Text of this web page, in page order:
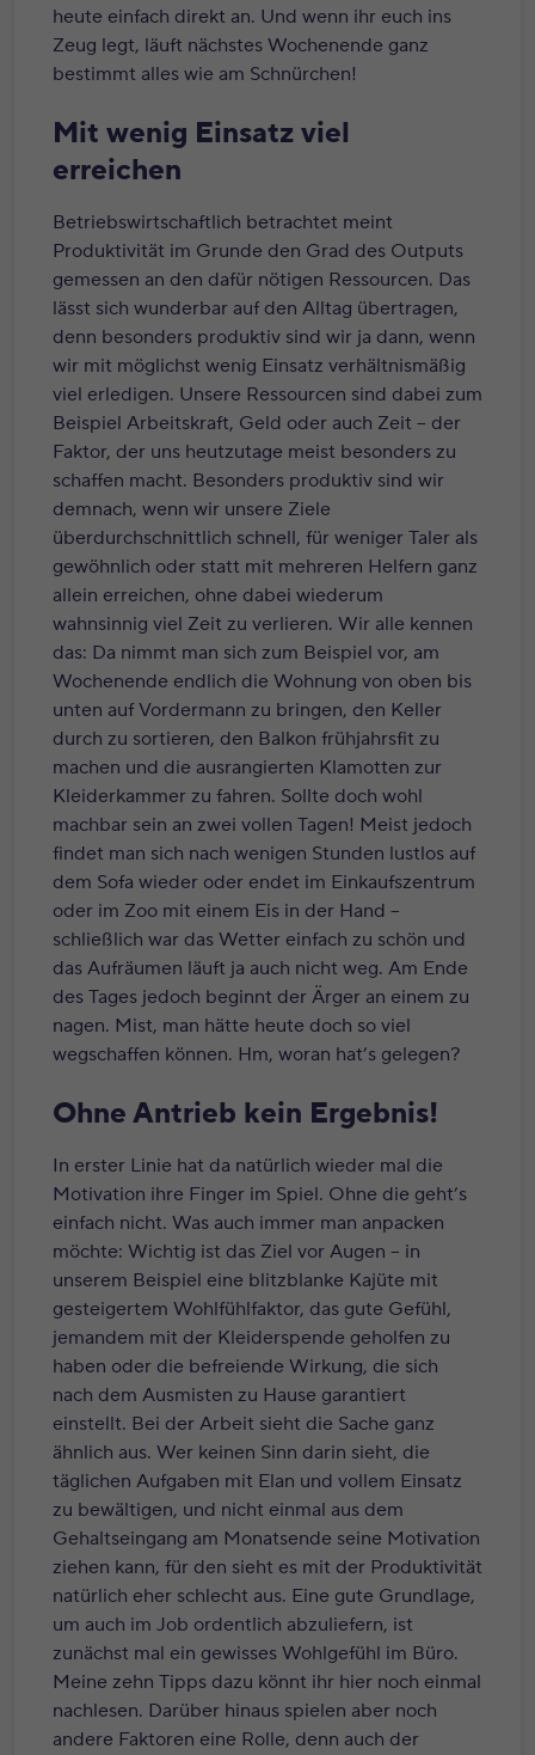
heute einfach direkt an. Und wenn ihr euch ins
Zeug legt, läuft nächstes Wochenende ganz
bestimmt alles wie am Schnürchen!
Mit wenig Einsatz viel
erreichen
Betriebswirtschaftlich betrachtet meint
Produktivität im Grunde den Grad des Outputs
gemessen an den dafür nötigen Ressourcen. Das
lässt sich wunderbar auf den Alltag übertragen,
denn besonders produktiv sind wir ja dann, wenn
wir mit möglichst wenig Einsatz verhältnismäßig
viel erledigen. Unsere Ressourcen sind dabei zum
Beispiel Arbeitskraft, Geld oder auch Zeit – der
Faktor, der uns heutzutage meist besonders zu
schaffen macht. Besonders produktiv sind wir
demnach, wenn wir unsere Ziele
überdurchschnittlich schnell, für weniger Taler als
gewöhnlich oder statt mit mehreren Helfern ganz
allein erreichen, ohne dabei wiederum
wahnsinnig viel Zeit zu verlieren. Wir alle kennen
das: Da nimmt man sich zum Beispiel vor, am
Wochenende endlich die Wohnung von oben bis
unten auf Vordermann zu bringen, den Keller
durch zu sortieren, den Balkon frühjahrsfit zu
machen und die ausrangierten Klamotten zur
Kleiderkammer zu fahren. Sollte doch wohl
machbar sein an zwei vollen Tagen! Meist jedoch
findet man sich nach wenigen Stunden lustlos auf
dem Sofa wieder oder endet im Einkaufszentrum
oder im Zoo mit einem Eis in der Hand –
schließlich war das Wetter einfach zu schön und
das Aufräumen läuft ja auch nicht weg. Am Ende
des Tages jedoch beginnt der Ärger an einem zu
nagen. Mist, man hätte heute doch so viel
wegschaffen können. Hm, woran hat’s gelegen?
Ohne Antrieb kein Ergebnis!
In erster Linie hat da natürlich wieder mal die
Motivation ihre Finger im Spiel. Ohne die geht’s
einfach nicht. Was auch immer man anpacken
möchte: Wichtig ist das Ziel vor Augen – in
unserem Beispiel eine blitzblanke Kajüte mit
gesteigertem Wohlfühlfaktor, das gute Gefühl,
jemandem mit der Kleiderspende geholfen zu
haben oder die befreiende Wirkung, die sich
nach dem Ausmisten zu Hause garantiert
einstellt. Bei der Arbeit sieht die Sache ganz
ähnlich aus. Wer keinen Sinn darin sieht, die
täglichen Aufgaben mit Elan und vollem Einsatz
zu bewältigen, und nicht einmal aus dem
Gehaltseingang am Monatsende seine Motivation
ziehen kann, für den sieht es mit der Produktivität
natürlich eher schlecht aus. Eine gute Grundlage,
um auch im Job ordentlich abzuliefern, ist
zunächst mal ein gewisses Wohlgefühl im Büro.
Meine zehn Tipps dazu könnt ihr hier noch einmal
nachlesen. Darüber hinaus spielen aber noch
andere Faktoren eine Rolle, denn auch der